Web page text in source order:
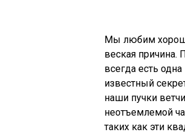
Мы любим
веская причина.
всегда есть
известный
наши пучки
неотъемлемой
таких как эти